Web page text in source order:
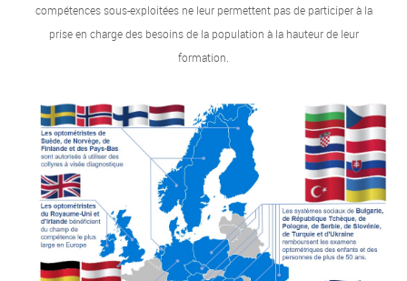
compétences sous-exploitées ne leur permettent pas de participer à la
prise en charge des besoins de la population à la hauteur de leur
formation.